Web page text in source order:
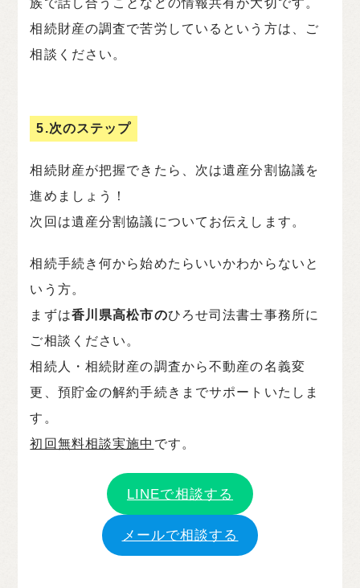
族で話し合うことなどの情報共有が大切です。
相続財産の調査で苦労しているという方は、ご
相談ください。
5.次のステップ
相続財産が把握できたら、次は遺産分割協議を
進めましょう！
次回は遺産分割協議についてお伝えします。
相続手続き何から始めたらいいかわからないと
いう方。
まずは香川県高松市のひろせ司法書士事務所に
ご相談ください。
相続人・相続財産の調査から不動産の名義変
更、預貯金の解約手続きまでサポートいたしま
す。
初回無料相談実施中 です。
LINEで相談する
メールで相談する